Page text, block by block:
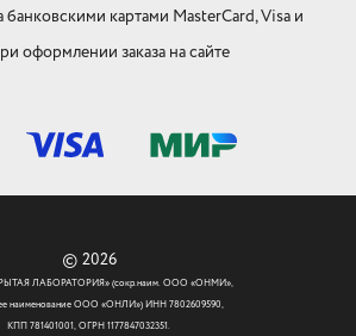
картами MasterCard, Visa и
оформлении заказа на сайте
© 2026
ЛАБОРАТОРИЯ» (сокр.наим. ООО «ОНМИ»,
наименование ООО «ОНЛИ») ИНН 7802609590,
КПП 781401001, ОГРН 1177847032351.